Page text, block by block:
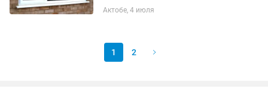
комплектующих Гарантия на все виды
Актобе, 4 июля
1 2